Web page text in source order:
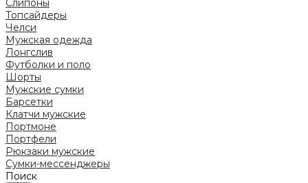
Слипоны
Топсайдеры
Челси
Мужская одежда
Лонгслив
Футболки и поло
Шорты
Мужские сумки
Барсетки
Клатчи мужские
Портмоне
Портфели
Рюкзаки мужские
Сумки-мессенджеры
Поиск